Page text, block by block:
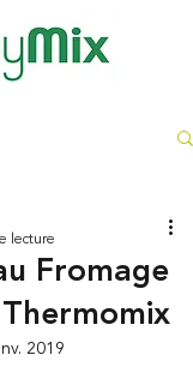
Fromage
lecture
2019